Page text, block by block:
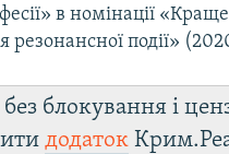
в номінації
резонансної події»
блокування і
додаток